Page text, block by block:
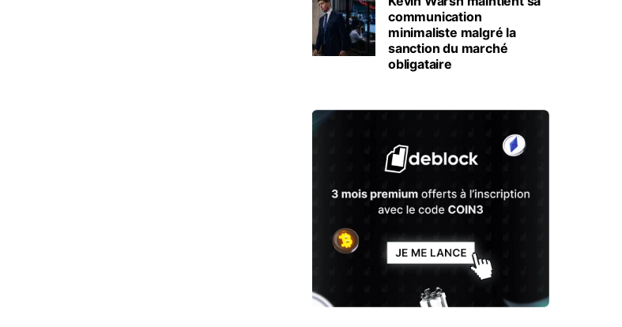
communication
minimaliste malgré la
sanction du marché
obligataire